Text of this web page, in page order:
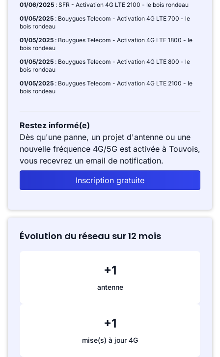
01/06/2025 : SFR - Activation 4G LTE 2100 - le bois rondeau
01/05/2025 : Bouygues Telecom - Activation 4G LTE 700 - le
bois rondeau
01/05/2025 : Bouygues Telecom - Activation 4G LTE 1800 - le
bois rondeau
01/05/2025 : Bouygues Telecom - Activation 4G LTE 800 - le
bois rondeau
01/05/2025 : Bouygues Telecom - Activation 4G LTE 2100 - le
bois rondeau
Restez informé(e)
Dès qu'une panne, un projet d'antenne ou une
nouvelle fréquence 4G/5G est activée à Touvois,
vous recevrez un email de notification.
Inscription gratuite
Évolution du réseau sur 12 mois
+1
antenne
+1
mise(s) à jour 4G